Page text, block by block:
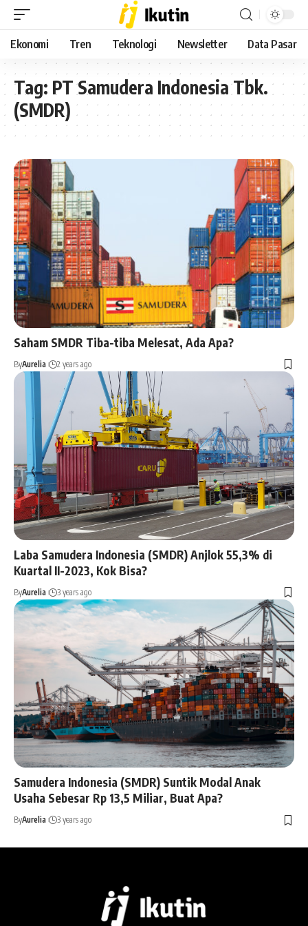
Ekonomi Tren Teknologi Newsletter Data Pasar
Tag: PT Samudera Indonesia Tbk.
(SMDR)
Saham SMDR Tiba-tiba Melesat, Ada Apa?
ByAurelia 2 years ago
Laba Samudera Indonesia (SMDR) Anjlok 55,3% di
Kuartal II-2023, Kok Bisa?
ByAurelia 3 years ago
Samudera Indonesia (SMDR) Suntik Modal Anak
Usaha Sebesar Rp 13,5 Miliar, Buat Apa?
ByAurelia 3 years ago